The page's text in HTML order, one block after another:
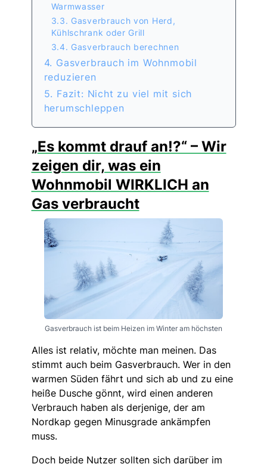
Warmwasser
3.3. Gasverbrauch von Herd,
Kühlschrank oder Grill
3.4. Gasverbrauch berechnen
4. Gasverbrauch im Wohnmobil
reduzieren
5. Fazit: Nicht zu viel mit sich
herumschleppen
„Es kommt drauf an!?“ – Wir
zeigen dir, was ein
Wohnmobil WIRKLICH an
Gas verbraucht
Gasverbrauch ist beim Heizen im Winter am höchsten
Alles ist relativ, möchte man meinen. Das
stimmt auch beim Gasverbrauch. Wer in den
warmen Süden fährt und sich ab und zu eine
heiße Dusche gönnt, wird einen anderen
Verbrauch haben als derjenige, der am
Nordkap gegen Minusgrade ankämpfen
muss.
Doch beide Nutzer sollten sich darüber im